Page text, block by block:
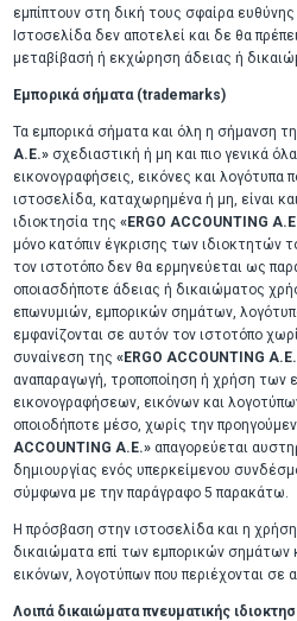
εμπίπτουν στη δική τους σφαίρα
Ιστοσελίδα δεν αποτελεί και δε θα
μεταβίβασή ή εκχώρηση άδειας ή
Εμπορικά σήματα (trademarks)
Τα εμπορικά σήματα και όλη η σήμανση
A.E.» σχεδιαστική ή μη και πιο γενικά
εικονογραφήσεις, εικόνες και λογότυπα
ιστοσελίδα, καταχωρημένα ή μη, είναι
ιδιοκτησία της «ERGO ACCOUNTING
μόνο κατόπιν έγκρισης των ιδιοκτητών
τον ιστοτόπο δεν θα ερμηνεύεται ως
οποιασδήποτε άδειας ή δικαιώματος
επωνυμιών, εμπορικών σημάτων,
εμφανίζονται σε αυτόν τον ιστοτόπο
συναίνεση της «ERGO ACCOUNTING
αναπαραγωγή, τροποποίηση ή χρήση των
εικονογραφήσεων, εικόνων και
οποιοδήποτε μέσο, χωρίς την
ACCOUNTING A.E.» απαγορεύεται
δημιουργίας ενός υπερκείμενου
σύμφωνα με την παράγραφο 5 παρακάτω.
Η πρόσβαση στην ιστοσελίδα και η
δικαιώματα επί των εμπορικών σημάτων
εικόνων, λογοτύπων που περιέχονται σε
Λοιπά δικαιώματα πνευματικής